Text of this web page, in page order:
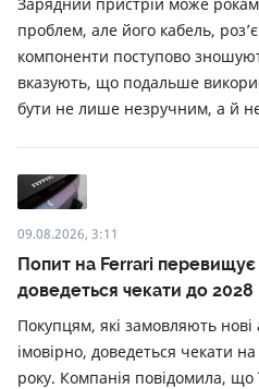
проблем, але його кабель,
компоненти поступово
вказують, що подальше
бути не лише незручним, а й
09.08.2026, 3:11
Попит на Ferrari перевищує
доведеться чекати до 2028
Покупцям, які замовляють нові
імовірно, доведеться чекати
року. Компанія повідомила,